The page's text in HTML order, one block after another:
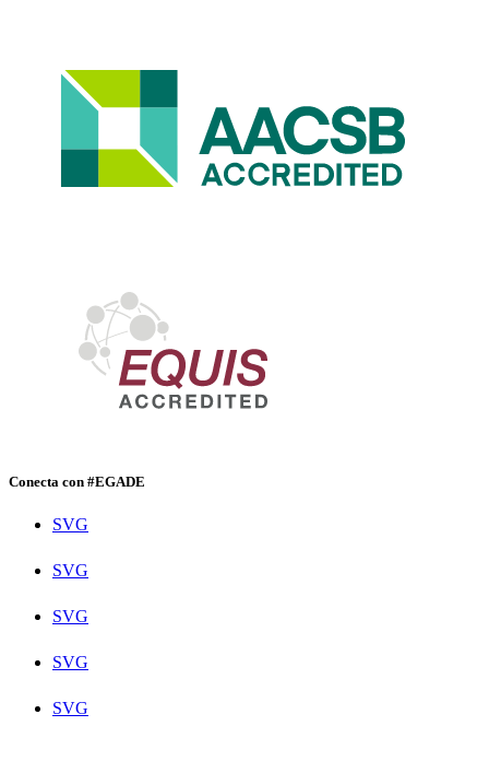
Conecta con #EGADE
SVG
SVG
SVG
SVG
SVG